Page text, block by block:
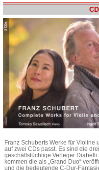
Franz Schuberts Werke für Violine
auf zwei CDs passt. Es sind die
geschäftstüchtige Verleger Diabelli
kommen die als „Grand Duo“
und die bedeutende C-Dur-